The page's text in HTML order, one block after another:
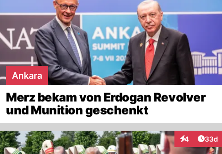
Ankara
Merz bekam von Erdogan Revolver
und Munition geschenkt
4
Interaktionen
33d